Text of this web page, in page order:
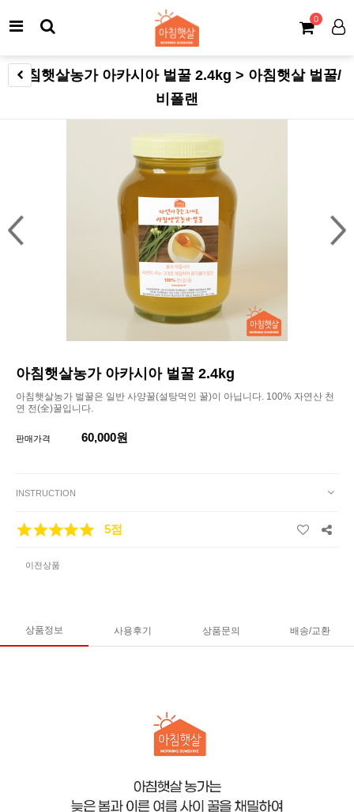
0
아침햇살농가 아카시아 벌꿀 2.4kg > 아침햇살 벌꿀/
비폴랜
아침햇살농가 아카시아 벌꿀 2.4kg
아침햇살농가 벌꿀은 일반 사양꿀(설탕먹인 꿀)이 아닙니다. 100% 자연산 천
연 전(全)꿀입니다.
판매가격 60,000원
INSTRUCTION
5점
이전상품
상품정보 사용후기 상품문의 배송/교환